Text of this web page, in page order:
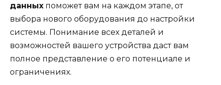
данных поможет вам на каждом этапе, от
выбора нового оборудования до настройки
системы. Понимание всех деталей и
возможностей вашего устройства даст вам
полное представление о его потенциале и
ограничениях.